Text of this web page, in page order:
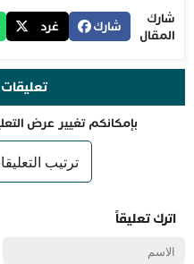
شارك
المقال
شارك غرد
تعليقات
بإمكانكم تغيير عرض
اترك تعليقاً